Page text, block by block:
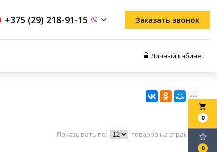
+375 (29) 218-91-15 Заказать звонок
Личный кабинет
local_grocery_store
0
0
Показывать по: товаров на странице